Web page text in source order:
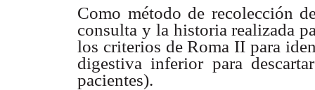
Como método de recolección
consulta y la historia realizada
los criterios de Roma II para
digestiva inferior para
pacientes).